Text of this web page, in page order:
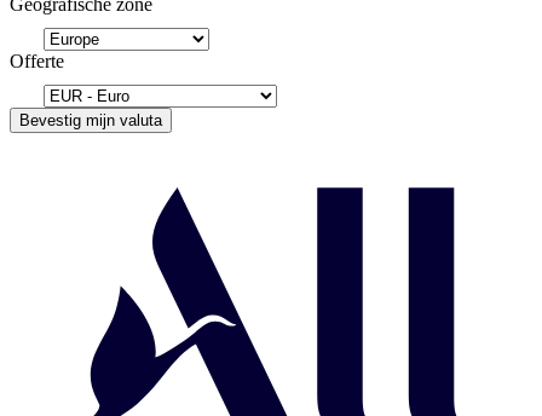
Offerte
Bevestig mijn valuta